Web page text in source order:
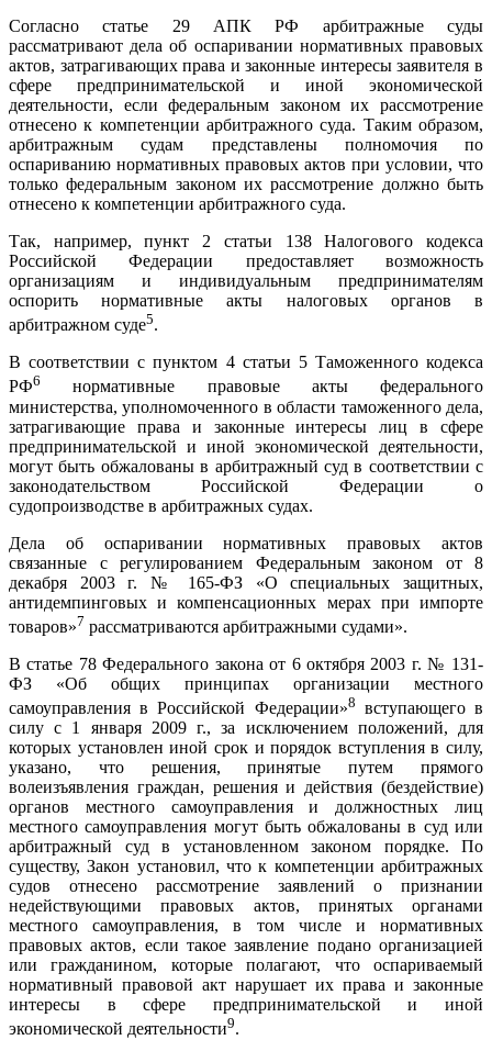
Согласно статье 29 АПК РФ арбитражные суды
рассматривают дела об оспаривании нормативных правовых
актов, затрагивающих права и законные интересы заявителя в
сфере предпринимательской и иной экономической
деятельности, если федеральным законом их рассмотрение
отнесено к компетенции арбитражного суда. Таким образом,
арбитражным судам представлены полномочия по
оспариванию нормативных правовых актов при условии, что
только федеральным законом их рассмотрение должно быть
отнесено к компетенции арбитражного суда.
Так, например, пункт 2 статьи 138 Налогового кодекса
Российской Федерации предоставляет возможность
организациям и индивидуальным предпринимателям
оспорить нормативные акты налоговых органов в
арбитражном суде5.
В соответствии с пунктом 4 статьи 5 Таможенного кодекса
РФ6
нормативные правовые акты федерального
министерства, уполномоченного в области таможенного дела,
затрагивающие права и законные интересы лиц в сфере
предпринимательской и иной экономической деятельности,
могут быть обжалованы в арбитражный суд в соответствии с
законодательством Российской Федерации о
судопроизводстве в арбитражных судах.
Дела об оспаривании нормативных правовых актов
связанные с регулированием Федеральным законом от 8
декабря 2003 г. № 165-ФЗ «О специальных защитных,
антидемпинговых и компенсационных мерах при импорте
товаров»7 рассматриваются арбитражными судами».
В статье 78 Федерального закона от 6 октября 2003 г. № 131-
ФЗ «Об общих принципах организации местного
самоуправления в Российской Федерации»8 вступающего в
силу с 1 января 2009 г., за исключением положений, для
которых установлен иной срок и порядок вступления в силу,
указано, что решения, принятые путем прямого
волеизъявления граждан, решения и действия (бездействие)
органов местного самоуправления и должностных лиц
местного самоуправления могут быть обжалованы в суд или
арбитражный суд в установленном законом порядке. По
существу, Закон установил, что к компетенции арбитражных
судов отнесено рассмотрение заявлений о признании
недействующими правовых актов, принятых органами
местного самоуправления, в том числе и нормативных
правовых актов, если такое заявление подано организацией
или гражданином, которые полагают, что оспариваемый
нормативный правовой акт нарушает их права и законные
интересы в сфере предпринимательской и иной
экономической деятельности9.